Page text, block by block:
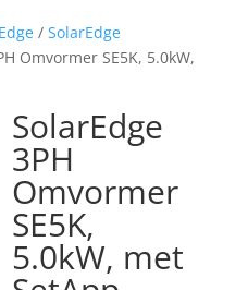
/ SolarEdge
Omvormer SE5K, 5.0kW,
SolarEdge
3PH
Omvormer
SE5K,
5.0kW, met